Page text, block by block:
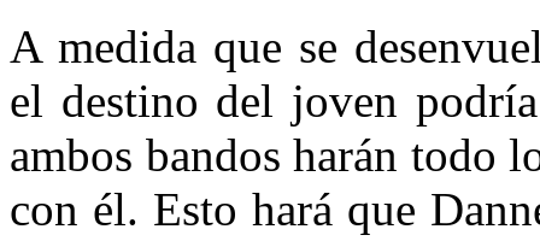
A medida que se
el destino del joven
ambos bandos harán todo
con él. Esto hará que